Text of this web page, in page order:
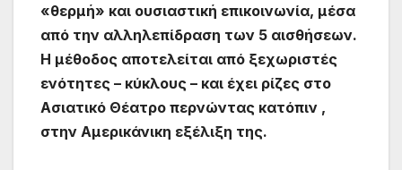
«θερμή» και ουσιαστική επικοινωνία, μέσα
από την αλληλεπίδραση των 5 αισθήσεων.
Η μέθοδος αποτελείται από ξεχωριστές
ενότητες – κύκλους – και έχει ρίζες στο
Ασιατικό Θέατρο περνώντας κατόπιν ,
στην Αμερικάνικη εξέλιξη της.